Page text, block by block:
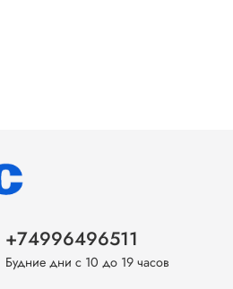
+74996496511
Будние дни с 10 до 19 часов